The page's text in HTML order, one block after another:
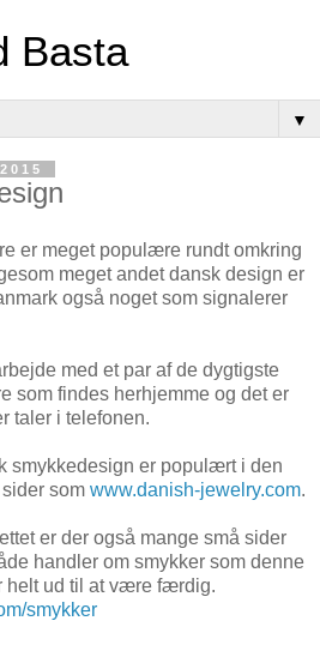
Basta
▼
er meget populære rundt omkring
meget andet dansk design er
også noget som signalerer
med et par af de dygtigste
som findes herhjemme og det er
taler i telefonen.
smykkedesign er populært i den
som www.danish-jewelry.com.
er der også mange små sider
handler om smykker som denne
helt ud til at være færdig.
smykker